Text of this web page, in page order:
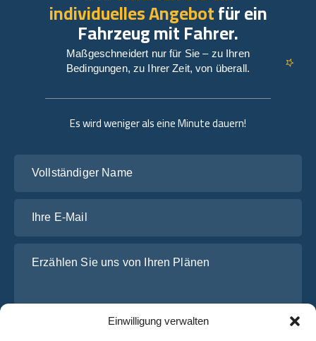
Einwilligung verwalten
Es wird weniger als eine Minute dauern!
individuelles Angebotfür ein
Fahrzeug mit Fahrer.
Maßgeschneidert nur für Sie – zu Ihren
Bedingungen, zu Ihrer Zeit, von überall.